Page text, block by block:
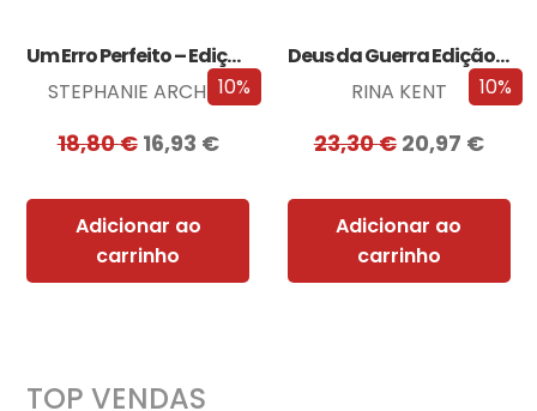
10%
Um Erro Perfeito – Edição com EDGES
STEPHANIE ARCHER
18,80€ 16,93 €
Adicionar ao
carrinho
10%
Deus da Guerra Edição com EDGES
RINA KENT
23,30€ 20,97 €
Adicionar ao
carrinho
TOP VENDAS